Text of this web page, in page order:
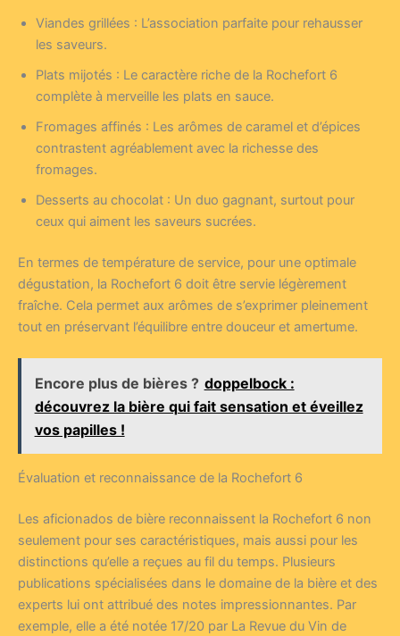
Viandes grillées : L’association parfaite pour rehausser
les saveurs.
Plats mijotés : Le caractère riche de la Rochefort 6
complète à merveille les plats en sauce.
Fromages affinés : Les arômes de caramel et d’épices
contrastent agréablement avec la richesse des
fromages.
Desserts au chocolat : Un duo gagnant, surtout pour
ceux qui aiment les saveurs sucrées.
En termes de température de service, pour une optimale
dégustation, la Rochefort 6 doit être servie légèrement
fraîche. Cela permet aux arômes de s’exprimer pleinement
tout en préservant l’équilibre entre douceur et amertume.
Encore plus de bières ? doppelbock :
découvrez la bière qui fait sensation et éveillez
vos papilles !
Évaluation et reconnaissance de la Rochefort 6
Les aficionados de bière reconnaissent la Rochefort 6 non
seulement pour ses caractéristiques, mais aussi pour les
distinctions qu’elle a reçues au fil du temps. Plusieurs
publications spécialisées dans le domaine de la bière et des
experts lui ont attribué des notes impressionnantes. Par
exemple, elle a été notée 17/20 par La Revue du Vin de